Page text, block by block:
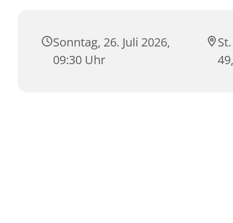
Sonntag, 26. Juli 2026,
09:30 Uhr